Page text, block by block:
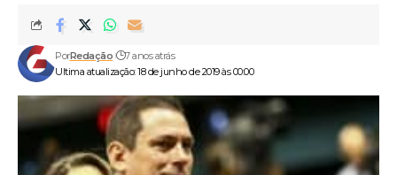
Ultima atualização: 18 de junho de 2019 às 00:00
PorRedação 7 anos atrás